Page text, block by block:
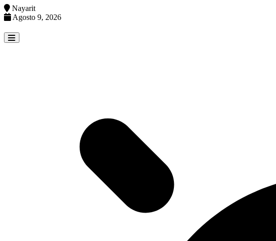
Nayarit
Agosto 9, 2026
to
content